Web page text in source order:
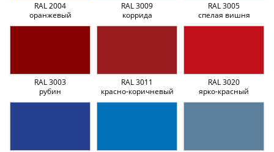
RAL 2004
оранжевый
RAL 3009
коррида
RAL 3005
спелая вишня
RAL 3003
рубин
RAL 3011
красно-коричневый
RAL 3020
ярко-красный